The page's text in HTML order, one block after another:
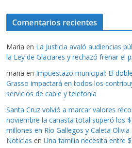
Comentarios recientes
Maria en La Justicia avaló audiencias
la Ley de Glaciares y rechazó frenar el
maria en Impuestazo municipal: El
Grasso impactará en todos los
servicios de cable y telefonía
Santa Cruz volvió a marcar valores
noviembre la canasta total superó los
millones en Río Gallegos y Caleta Olivia
Noticias en Una familia necesita entre